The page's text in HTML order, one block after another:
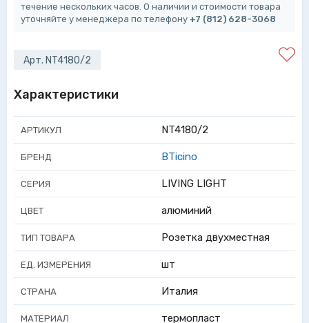
течение нескольких часов. О наличии и стоимости товара
уточняйте у менеджера по телефону +7 (812) 628-3068
Арт. NT4180/2
Характеристики
АРТИКУЛ NT4180/2
БРЕНД BTicino
СЕРИЯ LIVING LIGHT
ЦВЕТ алюминий
ТИП ТОВАРА Розетка двухместная
ЕД. ИЗМЕРЕНИЯ шт
СТРАНА Италия
МАТЕРИАЛ термопласт